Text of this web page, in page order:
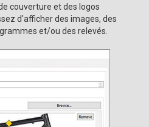
couverture et des logos
d'afficher des images, des
et/ou des relevés.